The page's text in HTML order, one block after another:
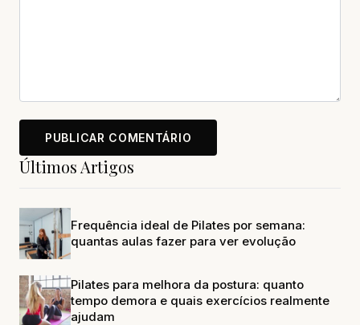
Últimos Artigos
Frequência ideal de Pilates por semana:
quantas aulas fazer para ver evolução
Pilates para melhora da postura: quanto
tempo demora e quais exercícios realmente
ajudam